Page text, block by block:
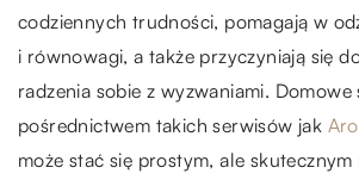
codziennych trudności, pomagają w
i równowagi, a także przyczyniają się
radzenia sobie z wyzwaniami. Domowe
pośrednictwem takich serwisów jak
może stać się prostym, ale skutecznym